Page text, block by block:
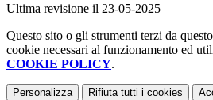
Ultima revisione il 23-05-2025
Questo sito o gli strumenti terzi da
cookie necessari al funzionamento ed
COOKIE POLICY.
Personalizza Rifiuta tutti i cookies